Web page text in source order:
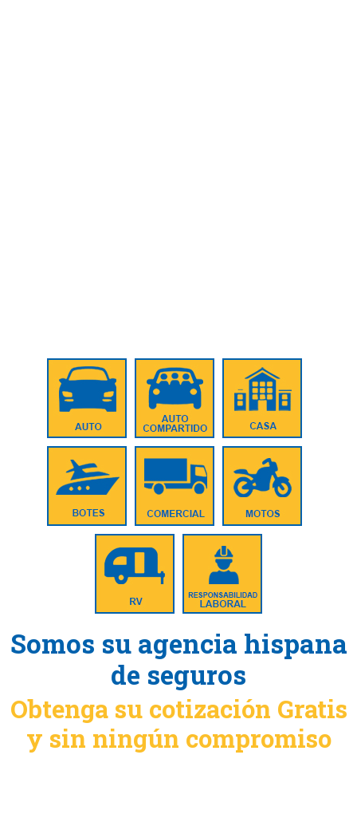
Somos su agencia hispana
de seguros
Obtenga su cotización Gratis
y sin ningún compromiso